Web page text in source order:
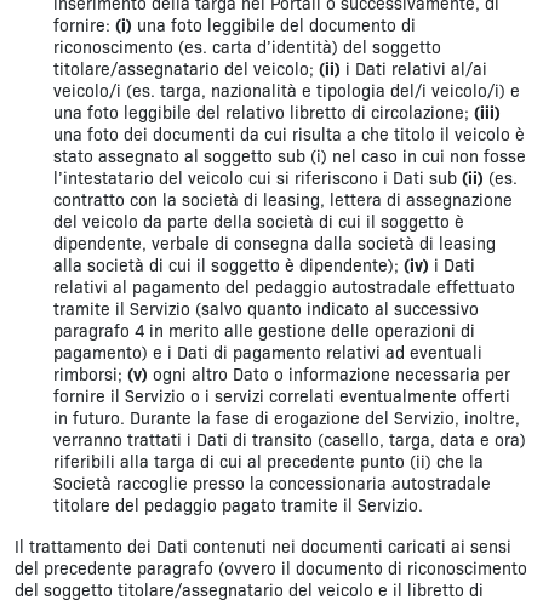
fornire: (i) una foto leggibile del documento di
riconoscimento (es. carta d’identità) del soggetto
titolare/assegnatario del veicolo; (ii) i Dati relativi al/ai
veicolo/i (es. targa, nazionalità e tipologia del/i veicolo/i) e
una foto leggibile del relativo libretto di circolazione; (iii)
una foto dei documenti da cui risulta a che titolo il veicolo è
stato assegnato al soggetto sub (i) nel caso in cui non fosse
l’intestatario del veicolo cui si riferiscono i Dati sub (ii) (es.
contratto con la società di leasing, lettera di assegnazione
del veicolo da parte della società di cui il soggetto è
dipendente, verbale di consegna dalla società di leasing
alla società di cui il soggetto è dipendente); (iv) i Dati
relativi al pagamento del pedaggio autostradale effettuato
tramite il Servizio (salvo quanto indicato al successivo
paragrafo 4 in merito alle gestione delle operazioni di
pagamento) e i Dati di pagamento relativi ad eventuali
rimborsi; (v) ogni altro Dato o informazione necessaria per
fornire il Servizio o i servizi correlati eventualmente offerti
in futuro. Durante la fase di erogazione del Servizio, inoltre,
verranno trattati i Dati di transito (casello, targa, data e ora)
riferibili alla targa di cui al precedente punto (ii) che la
Società raccoglie presso la concessionaria autostradale
titolare del pedaggio pagato tramite il Servizio.
Il trattamento dei Dati contenuti nei documenti caricati ai sensi
del precedente paragrafo (ovvero il documento di riconoscimento
del soggetto titolare/assegnatario del veicolo e il libretto di